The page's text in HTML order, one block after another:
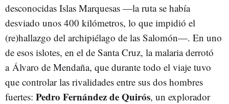
desconocidas Islas Marquesas —la ruta se había
desviado unos 400 kilómetros, lo que impidió el
(re)hallazgo del archipiélago de las Salomón—. En uno
de esos islotes, en el de Santa Cruz, la malaria derrotó
a Álvaro de Mendaña, que durante todo el viaje tuvo
que controlar las rivalidades entre sus dos hombres
fuertes: Pedro Fernández de Quirós, un explorador